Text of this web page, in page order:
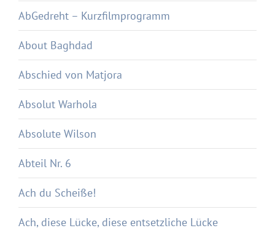
AbGedreht – Kurzfilmprogramm
About Baghdad
Abschied von Matjora
Absolut Warhola
Absolute Wilson
Abteil Nr. 6
Ach du Scheiße!
Ach, diese Lücke, diese entsetzliche Lücke